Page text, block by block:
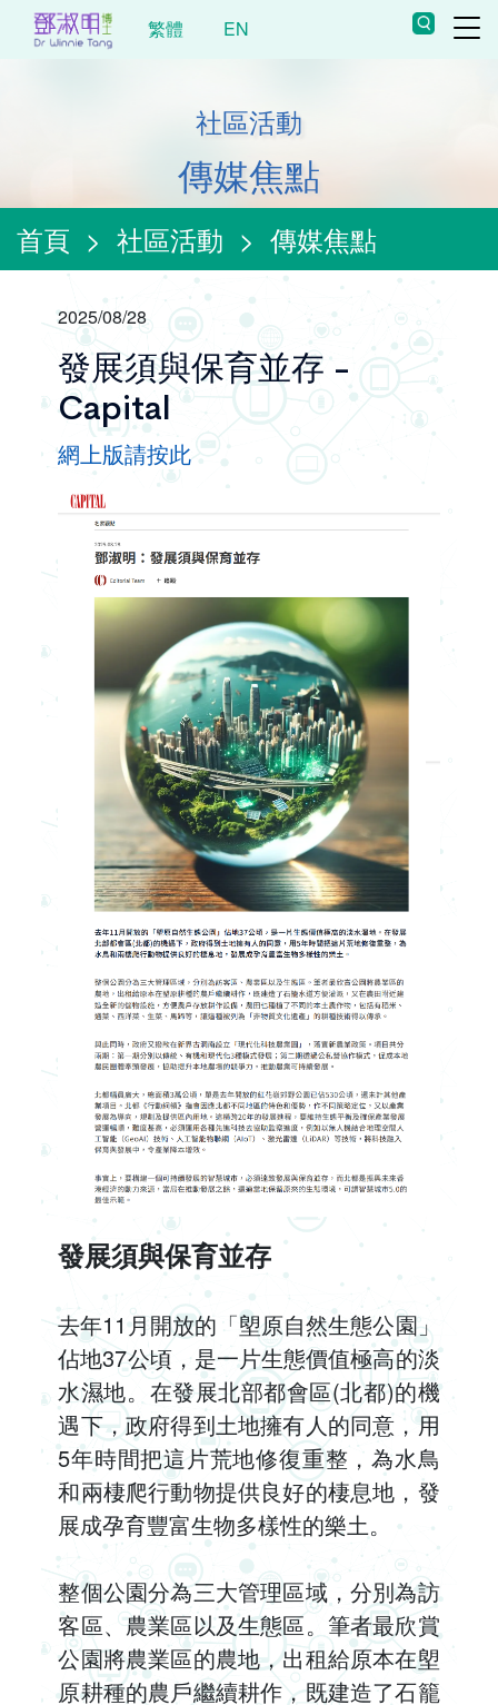
繁體 EN
社區活動
傳媒焦點
首頁 > 社區活動 > 傳媒焦點
2025/08/28
發展須與保育並存 -
Capital
網上版請按此
發展須與保育並存
去年11月開放的「塱原自然生態公園」
佔地37公頃，是一片生態價值極高的淡
水濕地。在發展北部都會區(北都)的機
遇下，政府得到土地擁有人的同意，用
5年時間把這片荒地修復重整，為水鳥
和兩棲爬行動物提供良好的棲息地，發
展成孕育豐富生物多樣性的樂土。
整個公園分為三大管理區域，分別為訪
客區、農業區以及生態區。筆者最欣賞
公園將農業區的農地，出租給原本在塱
原耕種的農戶繼續耕作，既建造了石籠